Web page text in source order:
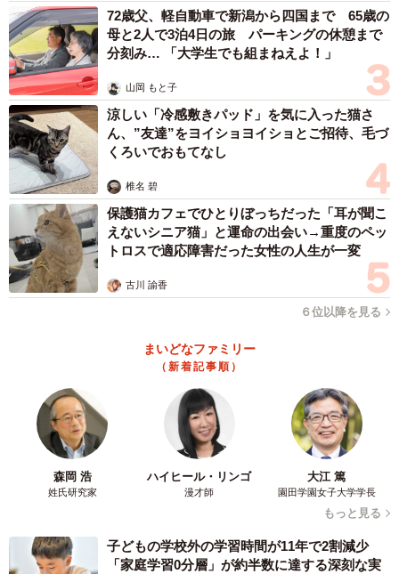
72歳父、軽自動車で新潟から四国まで 65歳の
母と2人で3泊4日の旅 パーキングの休憩まで
分刻み… 「大学生でも組まねえよ！」
山岡 もと子
涼しい「冷感敷きパッド」を気に入った猫さ
ん、”友達”をヨイショヨイショとご招待、毛づ
くろいでおもてなし
椎名 碧
保護猫カフェでひとりぼっちだった「耳が聞こ
えないシニア猫」と運命の出会い→重度のペッ
トロスで適応障害だった女性の人生が一変
古川 諭香
６位以降を見る
まいどなファミリー
（新着記事順）
森岡 浩
姓氏研究家
ハイヒール・リンゴ
漫才師
大江 篤
園田学園女子大学学長
もっと見る
子どもの学校外の学習時間が11年で2割減少
「家庭学習0分層」が約半数に達する深刻な実